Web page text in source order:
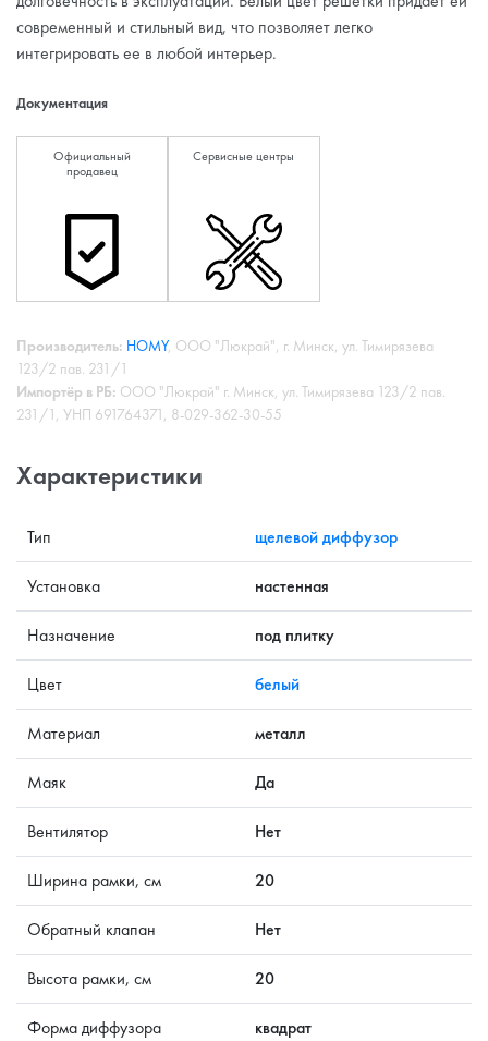
современный и стильный вид, что позволяет легко
интегрировать ее в любой интерьер.
Документация
Официальный
продавец
Сервисные центры
Производитель: HOMY, ООО "Люкрай", г. Минск, ул. Тимирязева
123/2 пав. 231/1
Импортёр в РБ: ООО "Люкрай" г. Минск, ул. Тимирязева 123/2 пав.
231/1, УНП 691764371, 8-029-362-30-55
Характеристики
Тип щелевой диффузор
Установка настенная
Назначение под плитку
Цвет белый
Материал металл
Маяк Да
Вентилятор Нет
Ширина рамки, см 20
Обратный клапан Нет
Высота рамки, см 20
Форма диффузора квадрат